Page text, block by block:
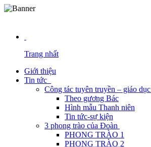
Trang nhất
Giới thiệu
Tin tức
Công tác tuyên truyền – giáo dục
Theo gương Bác
Hình mẫu Thanh niên
Tin tức-sự kiện
3 phong trào của Đoàn
PHONG TRÀO 1
PHONG TRÀO 2